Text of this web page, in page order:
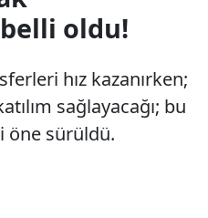
oldu!
hız kazanırken;
sağlayacağı; bu
öne sürüldü.